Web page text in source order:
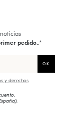
pedido..*
y derechos
).